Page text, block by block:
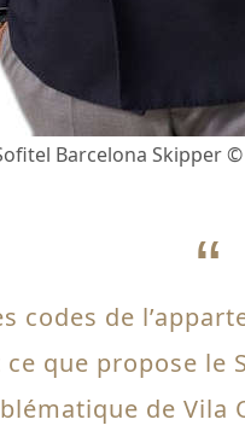
Barcelona Skipper ©
codes de
ce que propose le
de Vila